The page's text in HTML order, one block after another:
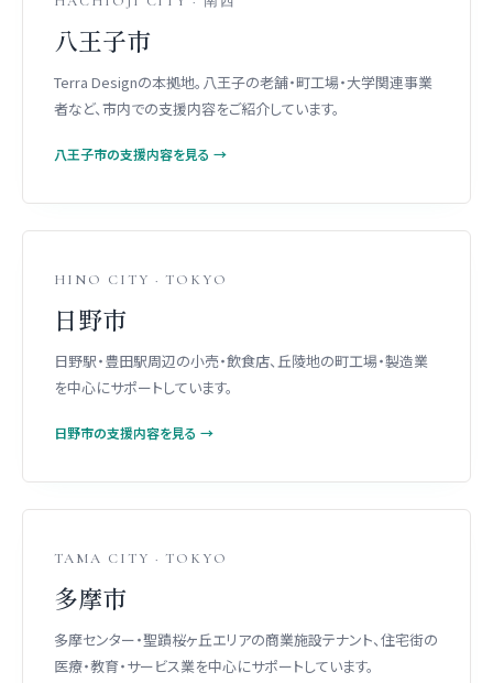
八王子市
Terra Designの本拠地。八王子の老舗・町工場・大学関連事業
者など、市内での支援内容をご紹介しています。
八王子市の支援内容を見る →
HINO CITY · TOKYO
日野市
日野駅・豊田駅周辺の小売・飲食店、丘陵地の町工場・製造業
を中心にサポートしています。
日野市の支援内容を見る →
TAMA CITY · TOKYO
多摩市
多摩センター・聖蹟桜ヶ丘エリアの商業施設テナント、住宅街の
医療・教育・サービス業を中心にサポートしています。